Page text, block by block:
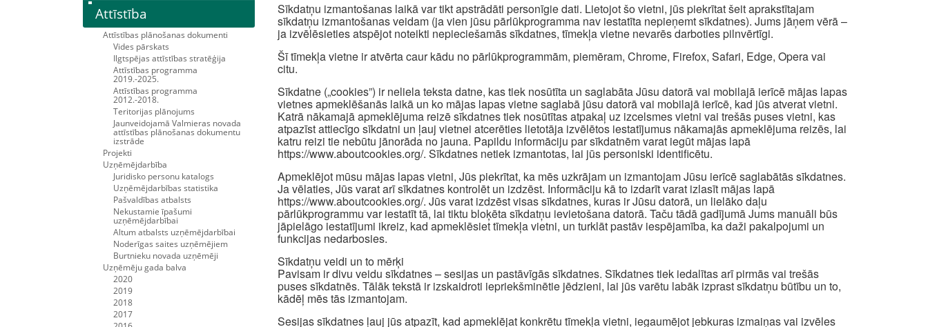
Attīstība
Attīstības plānošanas dokumenti
Vides pārskats
Ilgtspējas attīstības stratēģija
Attīstības programma
2019.-2025.
Attīstības programma
2012.-2018.
Teritorijas plānojums
Jaunveidojamā Valmieras novada
attīstības plānošanas dokumentu
izstrāde
Projekti
Uzņēmējdarbība
Juridisko personu katalogs
Uzņēmējdarbības statistika
Pašvaldības atbalsts
Nekustamie īpašumi
uzņēmējdarbībai
Altum atbalsts uzņēmējdarbībai
Noderīgas saites uzņēmējiem
Burtnieku novada uzņēmēji
Uzņēmēju gada balva
2020
2019
2018
2017
Sīkdatņu izmantošanas laikā var tikt apstrādāti personīgie dati. Lietojot šo vietni, jūs piekrītat šeit aprakstītajam
sīkdatņu izmantošanas veidam (ja vien jūsu pārlūkprogramma nav iestatīta nepieņemt sīkdatnes). Jums jāņem vērā –
ja izvēlēsieties atspējot noteikti nepieciešamās sīkdatnes, tīmekļa vietne nevarēs darboties pilnvērtīgi.
Šī tīmekļa vietne ir atvērta caur kādu no pārlūkprogrammām, piemēram, Chrome, Firefox, Safari, Edge, Opera vai
citu.
Sīkdatne („cookies”) ir neliela teksta datne, kas tiek nosūtīta un saglabāta Jūsu datorā vai mobilajā ierīcē mājas lapas
vietnes apmeklēšanās laikā un ko mājas lapas vietne saglabā jūsu datorā vai mobilajā ierīcē, kad jūs atverat vietni.
Katrā nākamajā apmeklējuma reizē sīkdatnes tiek nosūtītas atpakaļ uz izcelsmes vietni vai trešās puses vietni, kas
atpazīst attiecīgo sīkdatni un ļauj vietnei atcerēties lietotāja izvēlētos iestatījumus nākamajās apmeklējuma reizēs, lai
katru reizi tie nebūtu jānorāda no jauna. Papildu informāciju par sīkdatnēm varat iegūt mājas lapā
https://www.aboutcookies.org/. Sīkdatnes netiek izmantotas, lai jūs personiski identificētu.
Apmeklējot mūsu mājas lapas vietni, Jūs piekrītat, ka mēs uzkrājam un izmantojam Jūsu ierīcē saglabātās sīkdatnes.
Ja vēlaties, Jūs varat arī sīkdatnes kontrolēt un izdzēst. Informāciju kā to izdarīt varat izlasīt mājas lapā
https://www.aboutcookies.org/. Jūs varat izdzēst visas sīkdatnes, kuras ir Jūsu datorā, un lielāko daļu
pārlūkprogrammu var iestatīt tā, lai tiktu bloķēta sīkdatņu ievietošana datorā. Taču tādā gadījumā Jums manuāli būs
jāpielāgo iestatījumi ikreiz, kad apmeklēsiet tīmekļa vietni, un turklāt pastāv iespējamība, ka daži pakalpojumi un
funkcijas nedarbosies.
Sīkdatņu veidi un to mērķi
Pavisam ir divu veidu sīkdatnes – sesijas un pastāvīgās sīkdatnes. Sīkdatnes tiek iedalītas arī pirmās vai trešās
puses sīkdatnēs. Tālāk tekstā ir izskaidroti iepriekšminētie jēdzieni, lai jūs varētu labāk izprast sīkdatņu būtību un to,
kādēļ mēs tās izmantojam.
Sesijas sīkdatnes ļauj jūs atpazīt, kad apmeklējat konkrētu tīmekļa vietni, iegaumējot jebkuras izmaiņas vai izvēles